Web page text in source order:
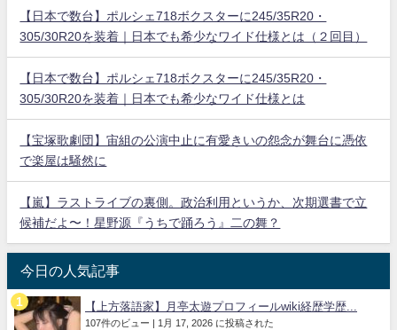
【日本で数台】ポルシェ718ボクスターに245/35R20・
305/30R20を装着｜日本でも希少なワイド仕様とは（２回目）
【日本で数台】ポルシェ718ボクスターに245/35R20・
305/30R20を装着｜日本でも希少なワイド仕様とは
【宝塚歌劇団】宙組の公演中止に有愛きいの怨念が舞台に憑依
で楽屋は騒然に
【嵐】ラストライブの裏側。政治利用というか、次期選書で立
候補だよ〜！星野源『うちで踊ろう』二の舞？
今日の人気記事
【上方落語家】月亭太遊プロフィールwiki経歴学歴...
107件のビュー 1月 17, 2026 に投稿された